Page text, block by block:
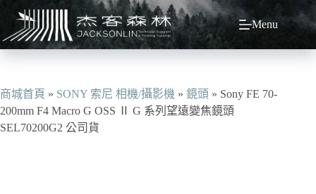
主
容
Menu
商城首頁 » SONY 索尼 相機/攝影機 » 鏡頭 » Sony FE 70-
200mm F4 Macro G OSS Ⅱ G 系列望遠變焦鏡頭
SEL70200G2 公司貨